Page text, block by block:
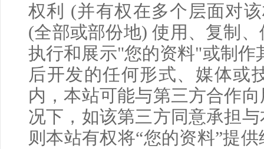
权利
(并有权在多个层面对
(全部或部份地)使用、复制
执行和展示"您的资料"或制作
后开发的任何形式、媒体或
内，本站可能与第三方合作
况下，如该第三方同意承担
则本站有权将“您的资料”提供